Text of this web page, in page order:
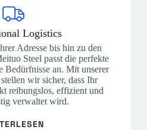
Logistics
Adresse bis hin zu den
Steel passt die perfekte
Bedürfnisse an. Mit unserer
wir sicher, dass Ihr
reibungslos, effizient und
verwaltet wird.